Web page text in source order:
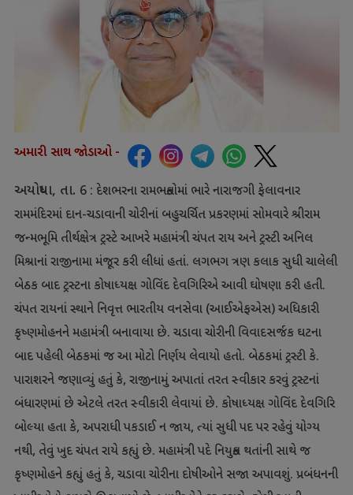
અમારી સાથ જોડાઓ -
અયોધ્યા, તા. 6 : દેશભરના રામભક્તોમાં ભારે નારાજગી ફેલાવનાર
રામમંદિરમાં દાન-ચડાવાની ચોરીનાં બહુચર્ચિત પ્રકરણમાં સોમવારે શ્રીરામ
જન્મભૂમિ તીર્થક્ષેત્ર ટ્રસ્ટે આખરે મહામંત્રી ચંપત રાય અને ટ્રસ્ટી અનિલ
મિશ્રાનાં રાજીનામા મંજૂર કરી લીધાં હતાં. લગભગ ત્રણ કલાક સુધી ચાલેલી
બેઠક બાદ ટ્રસ્ટના કોષાધ્યક્ષ ગોવિંદ દેવગિરિએ આવી ઘોષણા કરી હતી.
ચંપત રાયનાં સ્થાને નિવૃત્ત ભારતીય વનસેવા (આઈએફએસ) અધિકારી
કૃષ્ણમોહનને મહામંત્રી બનાવાયા છે. ચડાવા ચોરીની વિવાદસર્જક ઘટના
બાદ પહેલી બેઠકમાં જ આ મોટો નિર્ણય લેવાયો હતો. બેઠકમાં ટ્રસ્ટી કે.
પારાશરને જણાવ્યું હતું કે, રાજીનામું અપાતાં તરત સ્વીકાર કરવું ટ્રસ્ટનાં
બંધારણમાં છે એટલે તરત સ્વીકારી લેવાયાં છે. કોષાધ્યક્ષ ગોવિંદ દેવગિરિ
બોલ્યા હતા કે, અપરાધી પકડાઈ ન જાય, ત્યાં સુધી પદ પર રહેવું યોગ્ય
નથી, તેવું ખુદ ચંપત રાયે કહ્યું છે. મહામંત્રી પદે નિયુક્ત થતાંની સાથે જ
કૃષ્ણમોહને કહ્યું હતું કે, ચડાવા ચોરીના દોષીઓને સજા અપાવશું. પ્રબંધનની